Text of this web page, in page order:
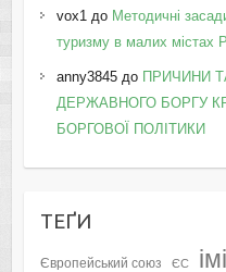
vox1 до Методичні
туризму в малих містах
anny3845до ПРИЧИНИ
ДЕРЖАВНОГО БОРГУ
БОРГОВОЇ ПОЛІТИКИ
ТЕҐИ
Європейський союз ЄС